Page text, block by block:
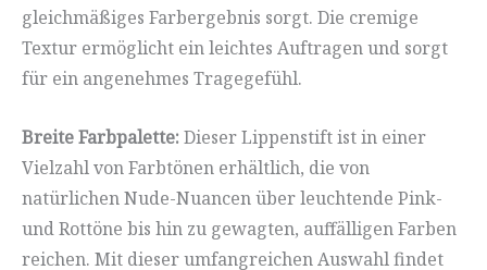
gleichmäßiges Farbergebnis sorgt. Die cremige
Textur ermöglicht ein leichtes Auftragen und sorgt
für ein angenehmes Tragegefühl.
Breite Farbpalette: Dieser Lippenstift ist in einer
Vielzahl von Farbtönen erhältlich, die von
natürlichen Nude-Nuancen über leuchtende Pink-
und Rottöne bis hin zu gewagten, auffälligen Farben
reichen. Mit dieser umfangreichen Auswahl findet